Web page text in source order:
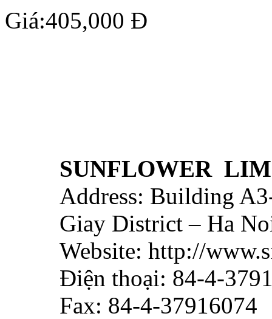
Giá:405,000 Đ
SUNFLOWER
Address: Building
Giay District – Ha
Website: http://
Điện thoại: 84-4-
Fax: 84-4-37916074